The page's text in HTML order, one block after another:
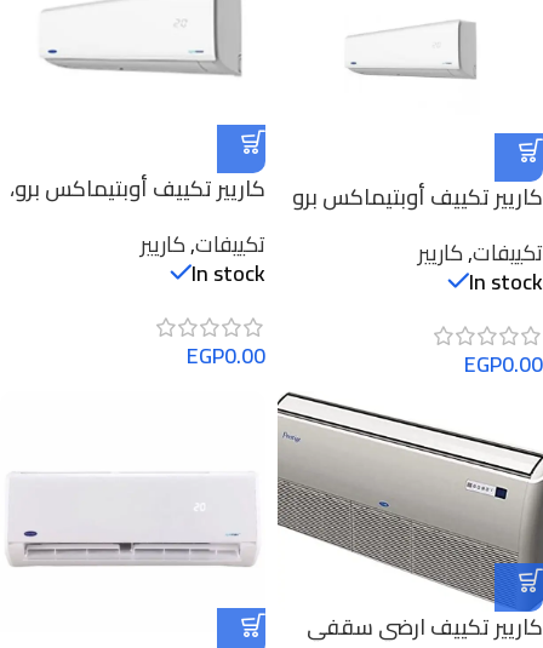
كاريير تكييف أوبتيماكس برو
53KHCT24N-708
تكييفات,كاريير
In stock
EGP0.00
كاريير تكييف أوبتيماكس برو،
53QHET30N-708F
تكييفات,كاريير
In stock
EGP0.00
كاريير تكييف ارضي سقفي